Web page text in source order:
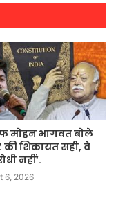
मोहन भागवत बोले
की शिकायत सही, वे
नहीं’.
6, 2026